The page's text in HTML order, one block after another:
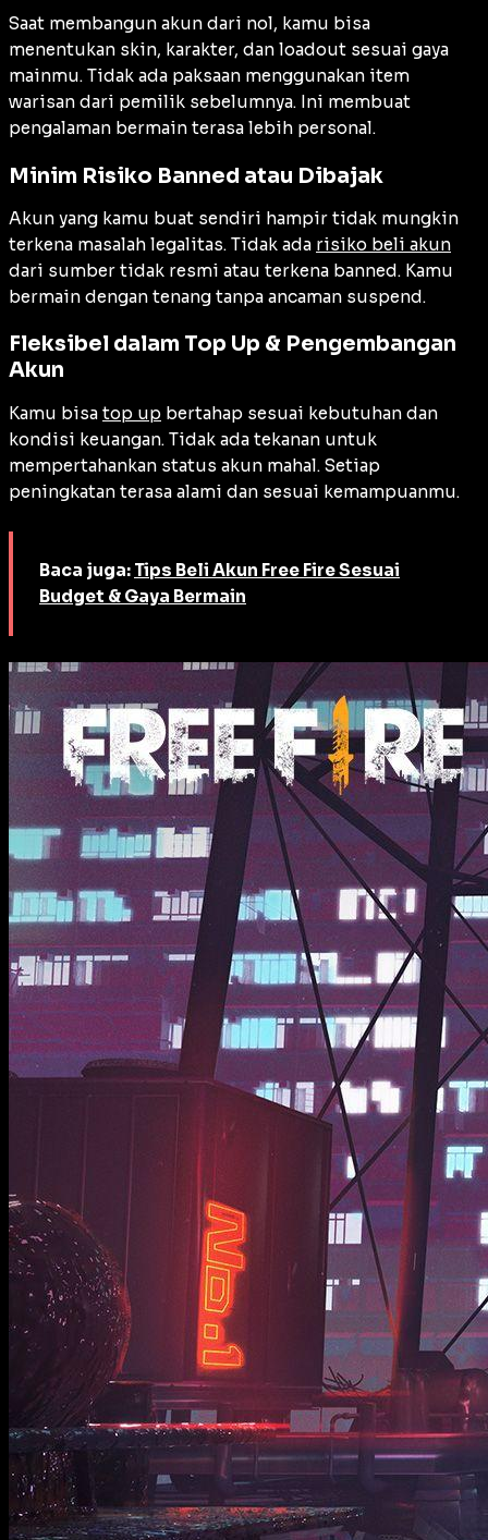
Saat membangun akun dari nol, kamu bisa
menentukan skin, karakter, dan loadout sesuai gaya
mainmu. Tidak ada paksaan menggunakan item
warisan dari pemilik sebelumnya. Ini membuat
pengalaman bermain terasa lebih personal.
Minim Risiko Banned atau Dibajak
Akun yang kamu buat sendiri hampir tidak mungkin
terkena masalah legalitas. Tidak ada risiko beli akun
dari sumber tidak resmi atau terkena banned. Kamu
bermain dengan tenang tanpa ancaman suspend.
Fleksibel dalam Top Up & Pengembangan
Akun
Kamu bisa top up bertahap sesuai kebutuhan dan
kondisi keuangan. Tidak ada tekanan untuk
mempertahankan status akun mahal. Setiap
peningkatan terasa alami dan sesuai kemampuanmu.
Baca juga: Tips Beli Akun Free Fire Sesuai
Budget & Gaya Bermain